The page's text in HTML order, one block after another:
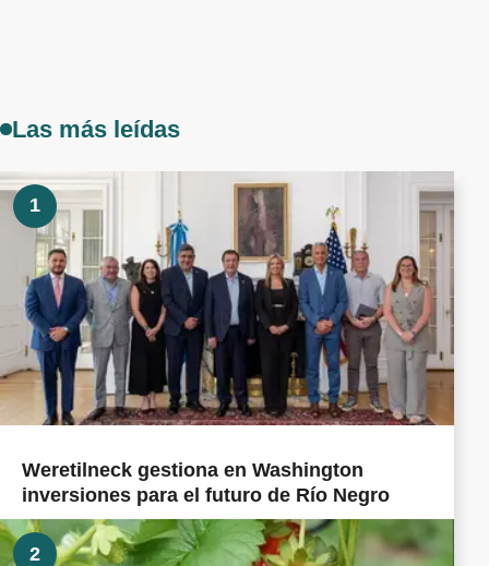
Las más leídas
1
Weretilneck gestiona en Washington
inversiones para el futuro de Río Negro
2